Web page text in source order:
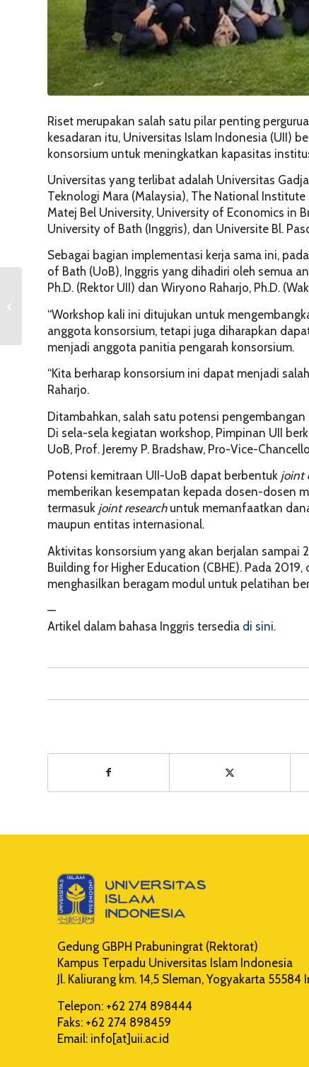
Riset merupakan salah satu pilar penting
kesadaran itu, Universitas Islam Indonesia (UII)
konsorsium untuk meningkatkan kapasitas
Universitas yang terlibat adalah Universitas
Teknologi Mara (Malaysia), The National
Matej Bel University, University of Economics in
University of Bath (Inggris), dan Universite Bl.
Sebagai bagian implementasi kerja sama ini,
of Bath (UoB), Inggris yang dihadiri oleh semua
Ph.D. (Rektor UII) dan Wiryono Raharjo, Ph.D.
“Workshop kali ini ditujukan untuk
anggota konsorsium, tetapi juga diharapkan
menjadi anggota panitia pengarah konsorsium.
“Kita berharap konsorsium ini dapat menjadi
Raharjo.
Ditambahkan, salah satu potensi
Di sela-sela kegiatan workshop, Pimpinan UII
UoB, Prof. Jeremy P. Bradshaw, Pro-Vice-
Potensi kemitraan UII-UoB dapat berbentuk joint
memberikan kesempatan kepada dosen-dosen
termasuk joint researchuntuk memanfaatkan
maupun entitas internasional.
Aktivitas konsorsium yang akan berjalan sampai
Building for Higher Education (CBHE). Pada
menghasilkan beragam modul untuk pelatihan
—
Artikel dalam bahasa Inggris tersedia di sini.
Gedung GBPH Prabuningrat (Rektorat)
Kampus Terpadu Universitas Islam Indonesia
Jl. Kaliurang km. 14,5 Sleman, Yogyakarta 55584
Telepon: +62 274 898444
Faks: +62 274 898459
Email: info[at]uii.ac.id
Kayu Apu Dimanfaatkan
Pengolahan Air